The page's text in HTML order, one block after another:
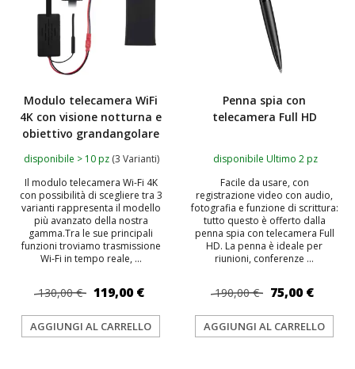
Modulo telecamera WiFi
4K con visione notturna e
obiettivo grandangolare
disponibile > 10 pz (3 Varianti)
Il modulo telecamera Wi-Fi 4K
con possibilità di scegliere tra 3
varianti rappresenta il modello
più avanzato della nostra
gamma.Tra le sue principali
funzioni troviamo trasmissione
Wi-Fi in tempo reale, ...
130,00 € 119,00 €
AGGIUNGI AL CARRELLO
Penna spia con
telecamera Full HD
disponibile Ultimo 2 pz
Facile da usare, con
registrazione video con audio,
fotografia e funzione di scrittura:
tutto questo è offerto dalla
penna spia con telecamera Full
HD. La penna è ideale per
riunioni, conferenze ...
190,00 € 75,00 €
AGGIUNGI AL CARRELLO